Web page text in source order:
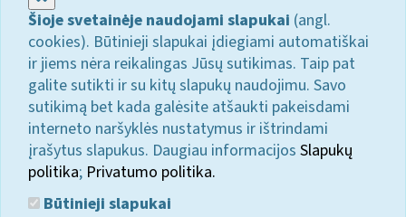
Šioje svetainėje naudojami slapukai (angl.
cookies). Būtinieji slapukai įdiegiami automatiškai
ir jiems nėra reikalingas Jūsų sutikimas. Taip pat
galite sutikti ir su kitų slapukų naudojimu. Savo
sutikimą bet kada galėsite atšaukti pakeisdami
interneto naršyklės nustatymus ir ištrindami
įrašytus slapukus. Daugiau informacijos Slapukų
politika; Privatumo politika.
Būtinieji slapukai